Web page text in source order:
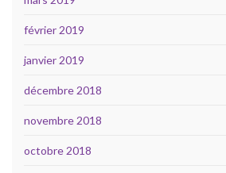
février 2019
janvier 2019
décembre 2018
novembre 2018
octobre 2018